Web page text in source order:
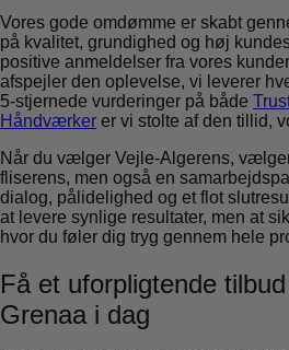
Vores gode omdømme er skabt
på kvalitet, grundighed og høj
positive anmeldelser fra vores
afspejler den oplevelse, vi leverer
5-stjernede vurderinger på både
Håndværker er vi stolte af den tillid,
Når du vælger Vejle-Algerens,
fliserens, men også en
dialog, pålidelighed og et flot
at levere synlige resultater, men at
hvor du føler dig tryg gennem hele
Få et uforpligtende
Grenaa i dag